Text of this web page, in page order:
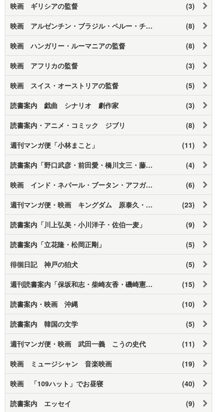
映画 ギリシアの監督 (3)
映画 アルゼンチン・ブラジル・ペルー・チリの監督 (8)
映画 ハンガリー・ルーマニアの監督 (8)
映画 アフリカの監督 (3)
映画 スイス・オーストリアの監督 (5)
読書案内 戯曲 シナリオ 劇作家 (3)
読書案内・アニメ・コミック ジブリ (8)
週刊マンガ便「小林まこと」 (11)
読書案内「野口武彦・前田愛・橋川文三・藤井貞和」 (4)
映画 インド・ネパール・ブータン・アフガニスタン・タイ・ベトナム あたりの監督 (6)
週刊マンガ便・映画 キングダム 原泰久・佐藤信介 (23)
読書案内「川上弘美・小川洋子・佐伯一麦」 (9)
読書案内「立花隆・松岡正剛」 (5)
徘徊日記 神戸の狛犬 (5)
週刊読書案内「保坂和志・柴崎友香・磯崎憲一郎とか」 (15)
読書案内・映画 沖縄 (10)
読書案内 韓国の文学 (5)
週刊マンガ便・映画 武田一義 こうの史代 (11)
映画 ミュージシャン 音楽映画 (19)
映画 「109ハット」でお昼寝 (40)
読書案内 エッセイ (9)